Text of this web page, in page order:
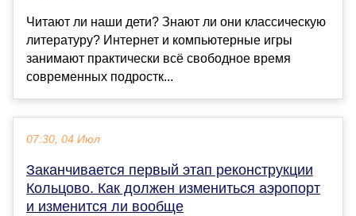
Читают ли наши дети? Знают ли они классическую
литературу? Интернет и компьютерные игры
занимают практически всё свободное время
современных подростк...
07:30, 04 Июл
Заканчивается первый этап реконструкции
Кольцово. Как должен измениться аэропорт
и изменится ли вообще